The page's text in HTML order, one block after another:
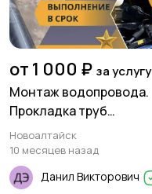
от 1 000 ₽ за услугу
Монтаж водопровода.
Прокладка труб
канализации
Новоалтайск
10 месяцев назад
Данил Викторович